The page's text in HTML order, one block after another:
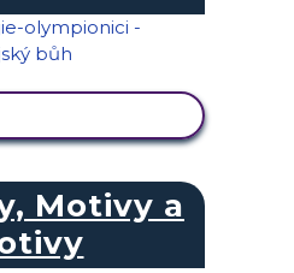
Motivy a